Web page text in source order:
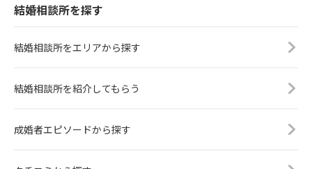
結婚相談所を探す
結婚相談所をエリアから探す
結婚相談所を紹介してもらう
成婚者エピソードから探す